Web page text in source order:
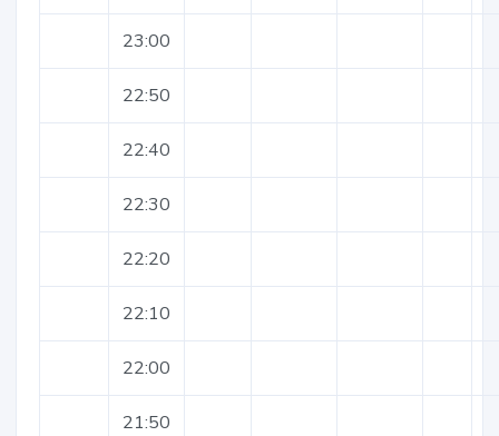
23:00
22:50
22:40
22:30
22:20
22:10
22:00
21:50